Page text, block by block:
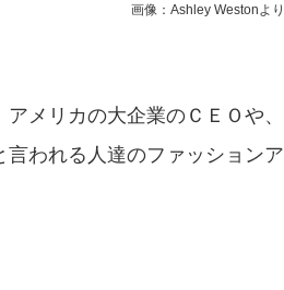
画像：Ashley Westonより
メリカの大企業のＣＥＯや、
われる人達のファッションア